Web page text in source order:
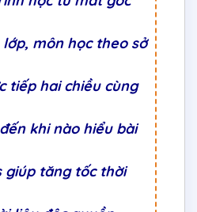
môn học theo sở
tiếp hai chiều cùng
khi nào hiểu bài
giúp tăng tốc thời